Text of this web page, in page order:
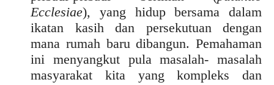
Ecclesiae), yang hidup bersama dalam
ikatan kasih dan persekutuan dengan
mana rumah baru dibangun. Pemahaman
ini menyangkut pula masalah- masalah
masyarakat kita yang kompleks dan